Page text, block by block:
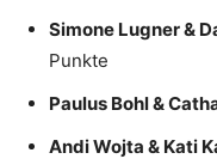
Simone Lugner &
Punkte
Paulus Bohl &
Andi Wojta & Kati